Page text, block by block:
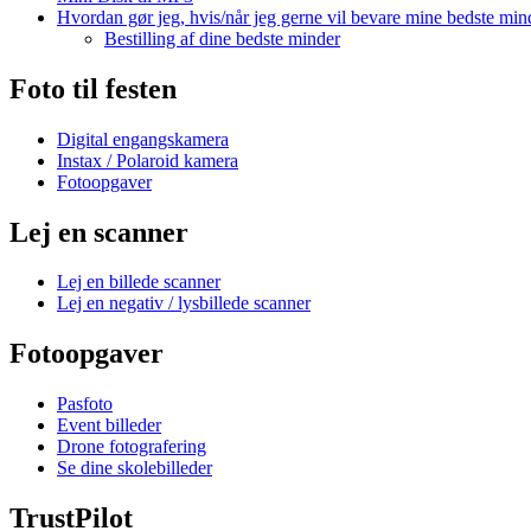
Hvordan gør jeg, hvis/når jeg gerne vil bevare mine bedste
Bestilling af dine bedste minder
Foto til festen
Digital engangskamera
Instax / Polaroid kamera
Fotoopgaver
Lej en scanner
Lej en billede scanner
Lej en negativ / lysbillede scanner
Fotoopgaver
Pasfoto
Event billeder
Drone fotografering
Se dine skolebilleder
TrustPilot